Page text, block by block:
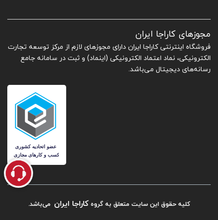
مجوزهای کاراجا ایران
فروشگاه اینترنتی کاراجا ایران دارای مجوزهای لازم از مرکز توسعه تجارت
الکترونیکی، نماد اعتماد الکترونیکی (اینماد) و ثبت در سامانه جامع
رسانه‌های دیجیتال می‌باشد.
کلیه حقوق این سایت متعلق به گروه کاراجا ایران می‌باشد.